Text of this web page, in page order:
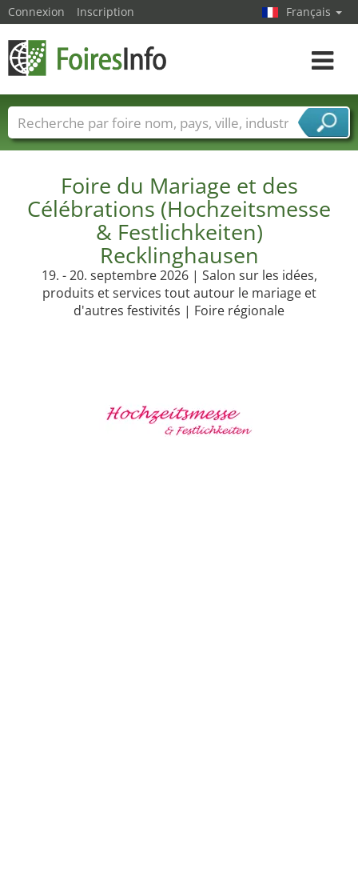
Foire du Mariage et des
Célébrations (Hochzeitsmesse
& Festlichkeiten)
Recklinghausen
19. - 20. septembre 2026 | Salon sur les idées,
produits et services tout autour le mariage et
d'autres festivités | Foire régionale
Connexion Inscription Français
Toggle
Foire noms Pays Villes
Secteurs de foire